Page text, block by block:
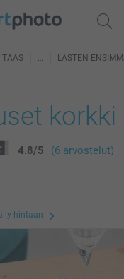
TAAS
LASTEN
korkki
4.8/5 (6 arvostelut)
hintaan